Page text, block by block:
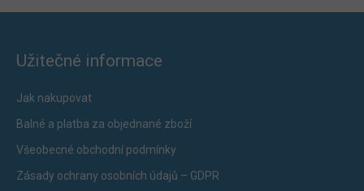
Užitečné informace
Jak nakupovat
Balné a platba za objednané zboží
Všeobecné obchodní podmínky
Zásady ochrany osobních údajů – GDPR